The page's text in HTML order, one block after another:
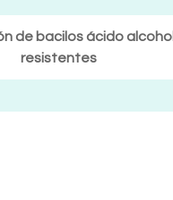
de bacilos ácido alcohol
resistentes